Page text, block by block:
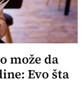
može da
Evo šta